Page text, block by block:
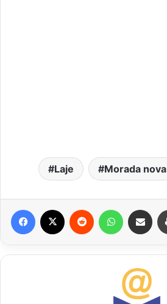
Laje Morada nova
Facebook Reddit WhatsAppCompartilhar via e-mail